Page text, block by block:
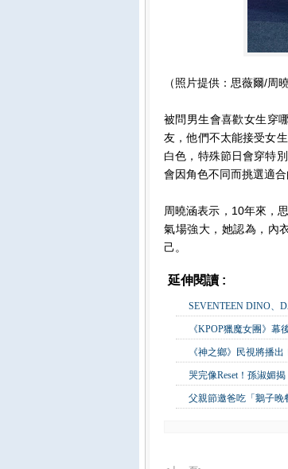
（照片提供：思薇爾/周
被問男生會喜歡女生穿
友，他們不太能接受女
白色，特殊節日會穿特
會因角色不同而挑選適
周曉涵表示，10年來，
氣場強大，她認為，內
己。
延伸閱讀 :
SEVENTEEN DINO、
《KPOP獵魔女團》
《神之鄉》民視將播
哭完像Reset！孫淑媚
父親節邀爸吃「鵝子晚